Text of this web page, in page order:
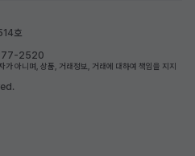
호
2520
가 아니며, 상품, 거래정보, 거래에 대하여 책임을 지지